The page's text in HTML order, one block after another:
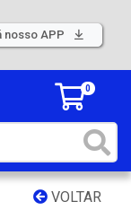
nosso APP
0
VOLTAR